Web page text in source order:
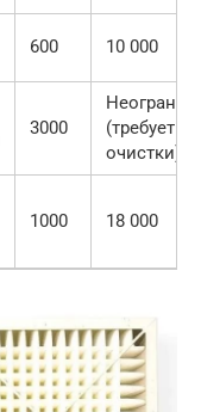
600 10 000
3000
(требует
очистки)
1000 18 000